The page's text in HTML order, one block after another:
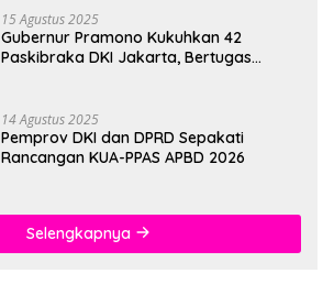
15 Agustus 2025
Gubernur Pramono Kukuhkan 42
Paskibraka DKI Jakarta, Bertugas
14 Agustus 2025
Pemprov DKI dan DPRD Sepakati
Rancangan KUA-PPAS APBD 2026
Selengkapnya